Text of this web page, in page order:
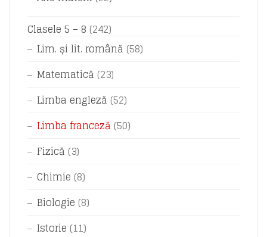
Clasele 5 – 8 (242)
Lim. și lit. română (58)
Matematică (23)
Limba engleză (52)
Limba franceză (50)
Fizică (3)
Chimie (8)
Biologie (8)
Istorie (11)